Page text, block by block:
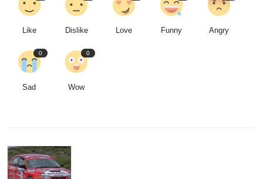
Like Dislike Love Funny Angry
0
Sad
0
Wow